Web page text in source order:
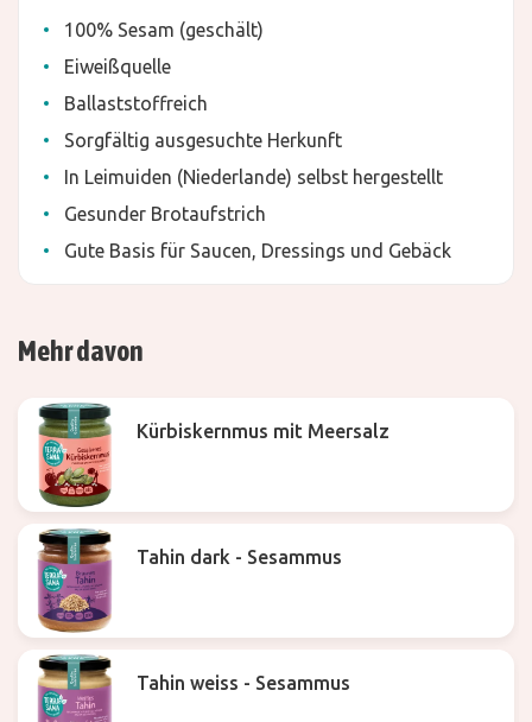
100% Sesam (geschält)
Eiweißquelle
Ballaststoffreich
Sorgfältig ausgesuchte Herkunft
In Leimuiden (Niederlande) selbst hergestellt
Gesunder Brotaufstrich
Gute Basis für Saucen, Dressings und Gebäck
Mehr davon
Kürbiskernmus mit Meersalz
Tahin dark - Sesammus
Tahin weiss - Sesammus